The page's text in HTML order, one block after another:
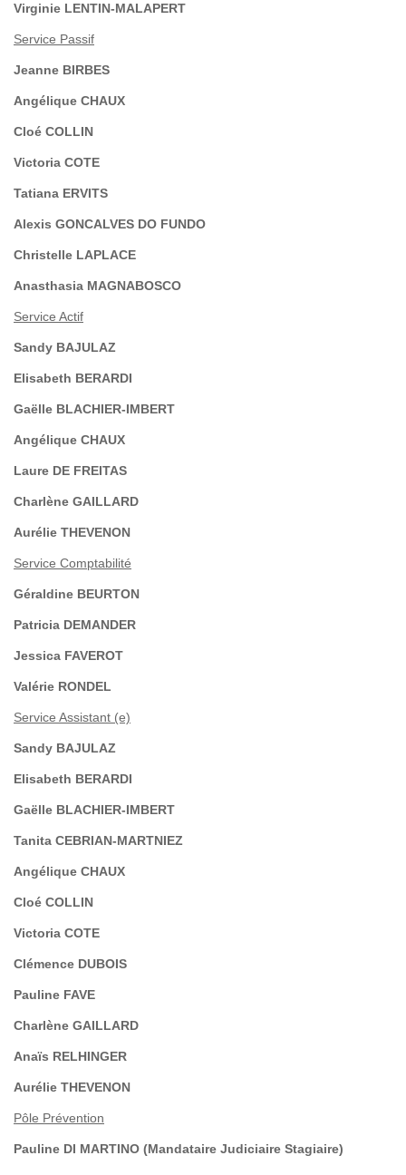
Virginie LENTIN-MALAPERT
Service Passif
Jeanne BIRBES
Angélique CHAUX
Cloé COLLIN
Victoria COTE
Tatiana ERVITS
Alexis GONCALVES DO FUNDO
Christelle LAPLACE
Anasthasia MAGNABOSCO
Service Actif
Sandy BAJULAZ
Elisabeth BERARDI
Gaëlle BLACHIER-IMBERT
Angélique CHAUX
Laure DE FREITAS
Charlène GAILLARD
Aurélie THEVENON
Service Comptabilité
Géraldine BEURTON
Patricia DEMANDER
Jessica FAVEROT
Valérie RONDEL
Service Assistant (e)
Sandy BAJULAZ
Elisabeth BERARDI
Gaëlle BLACHIER-IMBERT
Tanita CEBRIAN-MARTNIEZ
Angélique CHAUX
Cloé COLLIN
Victoria COTE
Clémence DUBOIS
Pauline FAVE
Charlène GAILLARD
Anaïs RELHINGER
Aurélie THEVENON
Pôle Prévention
Pauline DI MARTINO (Mandataire Judiciaire Stagiaire)